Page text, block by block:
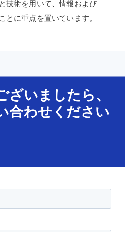
技術を用いて、情報および
ことに重点を置いています。
ざいましたら、
合わせ ください